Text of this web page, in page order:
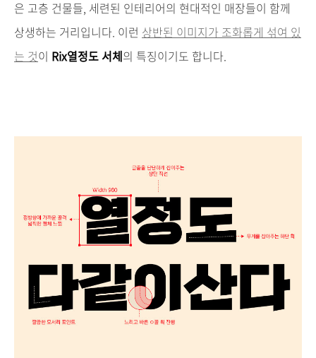
은 고층 건물들, 세련된 인테리어의 현대적인 매장들이 함께
상생하는 거리입니다. 이런 상반된 이미지가 조화롭게 섞여 있
는 것이 Rix열정도 서체의 특징이기도 합니다